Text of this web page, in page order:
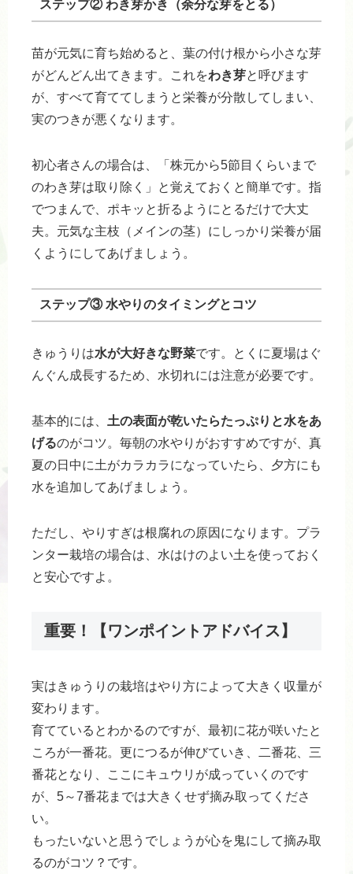
ステップ② わき芽かき（余分な芽をとる）
苗が元気に育ち始めると、葉の付け根から小さな芽
がどんどん出てきます。これをわき芽と呼びます
が、すべて育ててしまうと栄養が分散してしまい、
実のつきが悪くなります。
初心者さんの場合は、「株元から5節目くらいまで
のわき芽は取り除く」と覚えておくと簡単です。指
でつまんで、ポキッと折るようにとるだけで大丈
夫。元気な主枝（メインの茎）にしっかり栄養が届
くようにしてあげましょう。
ステップ③ 水やりのタイミングとコツ
きゅうりは水が大好きな野菜です。とくに夏場はぐ
んぐん成長するため、水切れには注意が必要です。
基本的には、 土の表面が乾いたらたっぷりと水をあ
げるのがコツ。毎朝の水やりがおすすめですが、真
夏の日中に土がカラカラになっていたら、夕方にも
水を追加してあげましょう。
ただし、やりすぎは根腐れの原因になります。プラ
ンター栽培の場合は、水はけのよい土を使っておく
と安心ですよ。
重要！ 【ワンポイントアドバイス】
実はきゅうりの栽培はやり方によって大きく収量が
変わります。
育てているとわかるのですが、最初に花が咲いたと
ころが一番花。更につるが伸びていき、二番花、三
番花となり、ここにキュウリが成っていくのです
が、5～7番花までは大きくせず摘み取ってくださ
い。
もったいないと思うでしょうが心を鬼にして摘み取
るのがコツ？です。